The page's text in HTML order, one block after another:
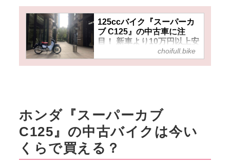
125ccバイク『スーパーカ
ブ C125』の中古車に注
目！ 新車より10万円以上安
いけど綺麗なバイクが多い
し、原付二種のAT免許でも
最短2日で取得できる原付二種
のバイク免許「小型限定普通二
輪免許（AT限定）」で乗れるプ
レミアムバイク『スーパーカブ
C125』を中古で乗るという選
choifull.bike
ホンダ『スーパーカブ
C125』の中古バイクは今い
くらで買える？